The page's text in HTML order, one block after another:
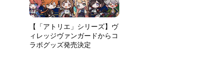
【「アトリエ」シリーズ】ヴ
ィレッジヴァンガードからコ
ラボグッズ発売決定